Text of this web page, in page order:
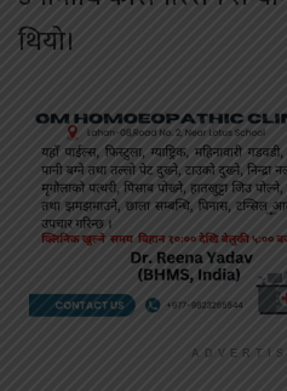
थियो।